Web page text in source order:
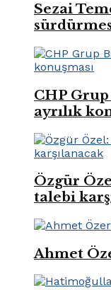
Sezai
CHP Grup
ayrılık
Özgür
talebi
Ahmet